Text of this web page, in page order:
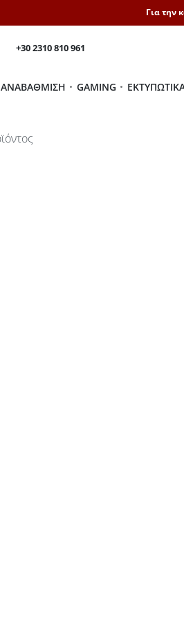
Για την
+30 2310 810 961
ΑΝΑΒΆΘΜΙΣΗ GAMING